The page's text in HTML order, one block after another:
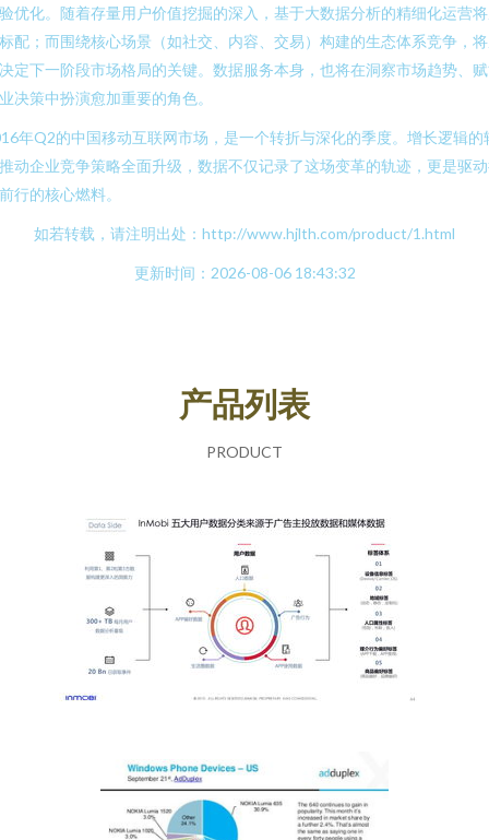
优化。随着存量用户价值挖掘的深入，基于大数据分析的精细化运营
配；而围绕核心场景（如社交、内容、交易）构建的生态体系竞争，
定下一阶段市场格局的关键。数据服务本身，也将在洞察市场趋势、
决策中扮演愈加重要的角色。
年Q2的中国移动互联网市场，是一个转折与深化的季度。增长逻辑的
动企业竞争策略全面升级，数据不仅记录了这场变革的轨迹，更是驱
行的核心燃料。
如若转载，请注明出处：http://www.hjlth.com/product/1.html
更新时间：2026-08-06 18:43:32
产品列表
PRODUCT